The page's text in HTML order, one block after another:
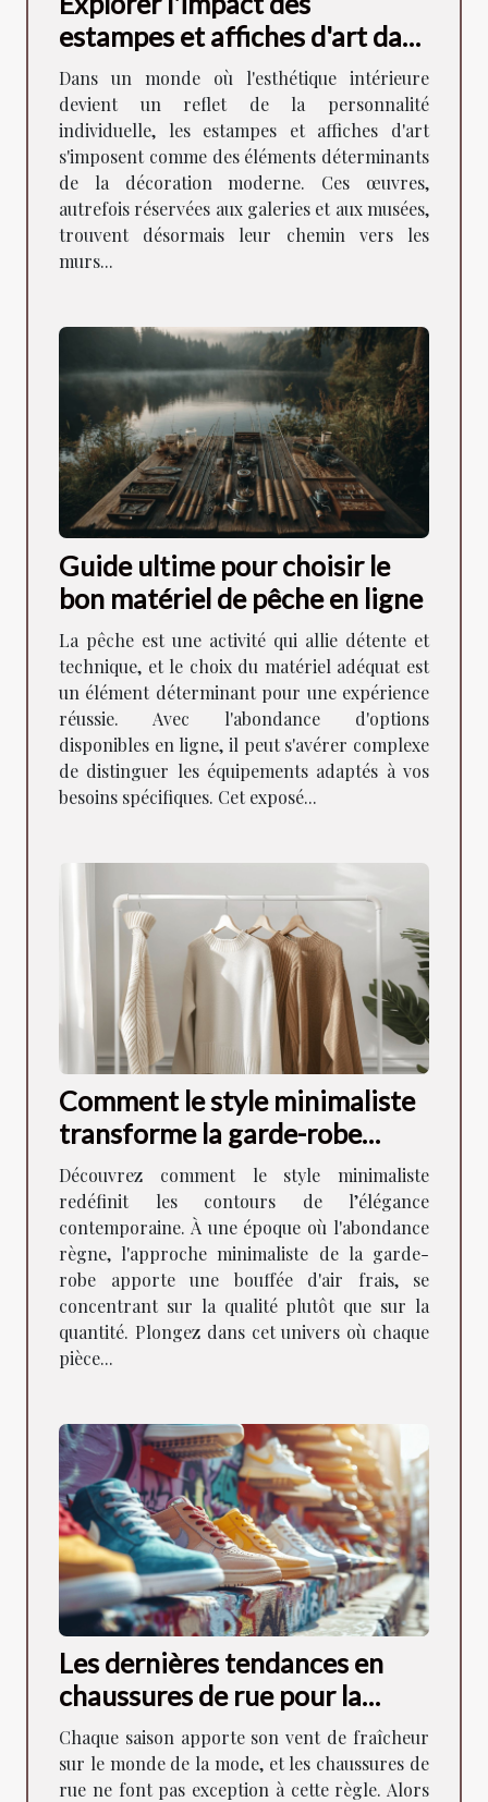
estampes et affiches d'art dans
la décoration moderne
Dans un monde où l'esthétique intérieure
devient un reflet de la personnalité
individuelle, les estampes et affiches d'art
s'imposent comme des éléments déterminants
de la décoration moderne. Ces œuvres,
autrefois réservées aux galeries et aux musées,
trouvent désormais leur chemin vers les
murs...
Guide ultime pour choisir le
bon matériel de pêche en ligne
La pêche est une activité qui allie détente et
technique, et le choix du matériel adéquat est
un élément déterminant pour une expérience
réussie. Avec l'abondance d'options
disponibles en ligne, il peut s'avérer complexe
de distinguer les équipements adaptés à vos
besoins spécifiques. Cet exposé...
Comment le style minimaliste
transforme la garde-robe
moderne
Découvrez comment le style minimaliste
redéfinit les contours de l’élégance
contemporaine. À une époque où l'abondance
règne, l'approche minimaliste de la garde-
robe apporte une bouffée d'air frais, se
concentrant sur la qualité plutôt que sur la
quantité. Plongez dans cet univers où chaque
pièce...
Les dernières tendances en
chaussures de rue pour la
saison à venir
Chaque saison apporte son vent de fraîcheur
sur le monde de la mode, et les chaussures de
rue ne font pas exception à cette règle. Alors